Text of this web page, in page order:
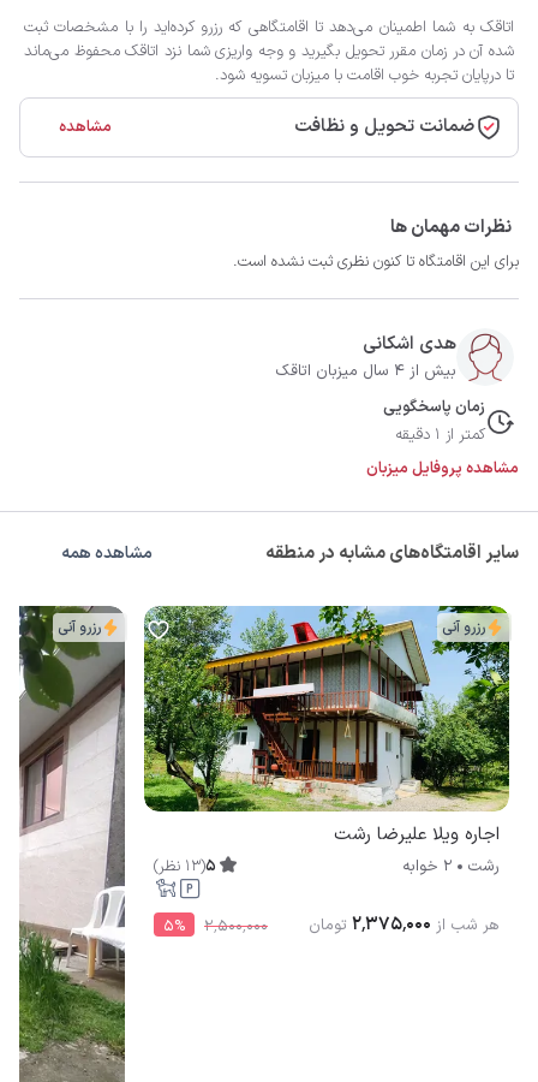
اتاقک به شما اطمینان می‌دهد تا اقامتگاهی که رزرو کرده‌اید را با مشخصات ثبت
شده آن در زمان مقرر تحویل بگیرید و وجه واریزی شما نزد اتاقک محفوظ می‌ماند
تا درپایان تجربه خوب اقامت با میزبان تسویه شود.
ضمانت تحویل و نظافت مشاهده
نظرات مهمان ها
برای این اقامتگاه تا کنون نظری ثبت نشده است.
هدی اشکانی
بیش از 4 سال میزبان اتاقک
زمان پاسخگویی
کمتر از 1 دقیقه
مشاهده پروفایل میزبان
سایر اقامتگاه‌های مشابه در منطقه مشاهده همه
رزرو آنی
اجاره ویلا علیرضا رشت
رشت 2 خوابه 5
(
13 نظر)
۲٬۵۰۰٬۰۰۰ 5% هر شب از ۲٬۳۷۵٬۰۰۰ تومان
رزرو آنی